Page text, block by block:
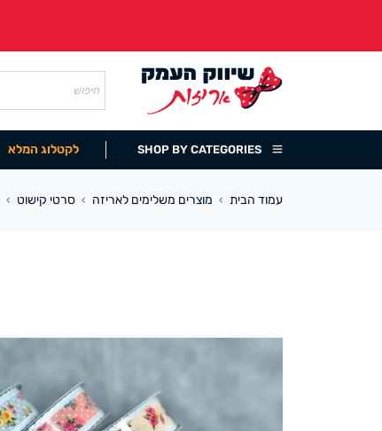
SHOP BY CATEGORIES לקטלוג המלא
עמוד הבית › מוצרים משלימים לאריזה › סרטי קישוט ›